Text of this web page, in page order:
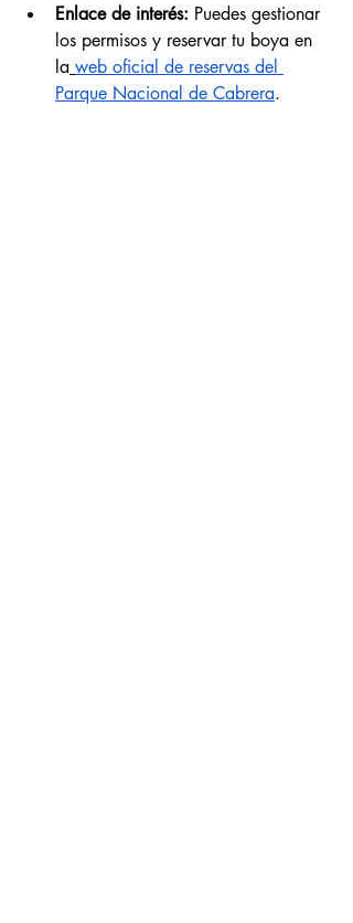
Enlace de interés: Puedes gestionar
los permisos y reservar tu boya en
la web oficial de reservas del
Parque Nacional de Cabrera.